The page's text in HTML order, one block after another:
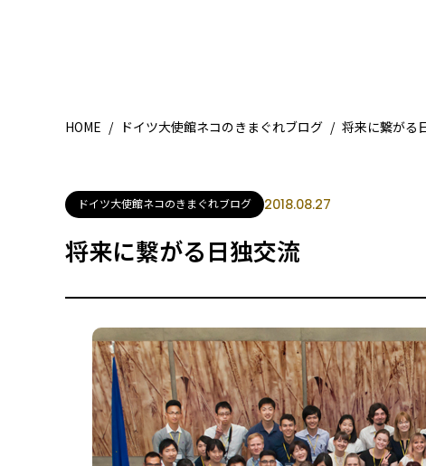
HOME / ドイツ大使館ネコのきまぐれブログ / 将来に繋がる
ドイツ大使館ネコのきまぐれブログ 2018.08.27
将来に繋がる日独交流